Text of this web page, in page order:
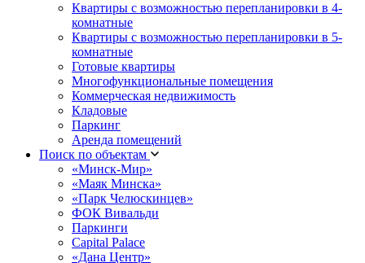
Квартиры с возможностью перепланировки в 4-
комнатные
Квартиры с возможностью перепланировки в 5-
комнатные
Готовые квартиры
Многофункциональные помещения
Коммерческая недвижимость
Кладовые
Паркинг
Аренда помещений
Поиск по объектам
«Минск-Мир»
«Маяк Минска»
«Парк Челюскинцев»
ФОК Вивальди
Паркинги
Capital Palace
«Дана Центр»